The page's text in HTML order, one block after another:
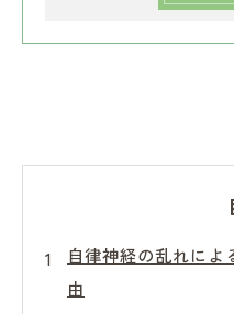
自律神経の乱れによ
由